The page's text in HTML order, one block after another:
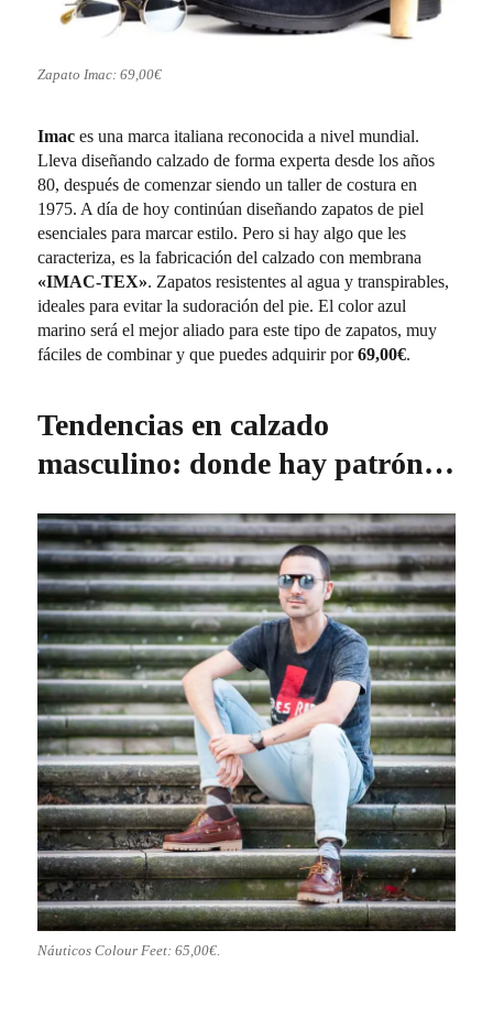
Zapato Imac: 69,00€
Imac es una marca italiana reconocida a nivel mundial.
Lleva diseñando calzado de forma experta desde los años
80, después de comenzar siendo un taller de costura en
1975. A día de hoy continúan diseñando zapatos de piel
esenciales para marcar estilo. Pero si hay algo que les
caracteriza, es la fabricación del calzado con membrana
«IMAC-TEX». Zapatos resistentes al agua y transpirables,
ideales para evitar la sudoración del pie. El color azul
marino será el mejor aliado para este tipo de zapatos, muy
fáciles de combinar y que puedes adquirir por69,00€.
Tendencias en calzado
masculino: donde hay patrón…
Náuticos Colour Feet: 65,00€.